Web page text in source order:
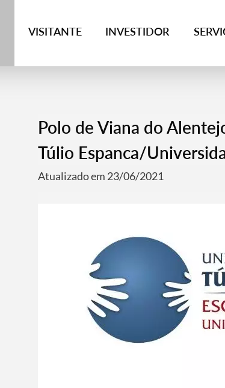
VISITANTE INVESTIDOR
Polo de Viana do
Túlio Espanca/
Atualizado em 23/06/2021